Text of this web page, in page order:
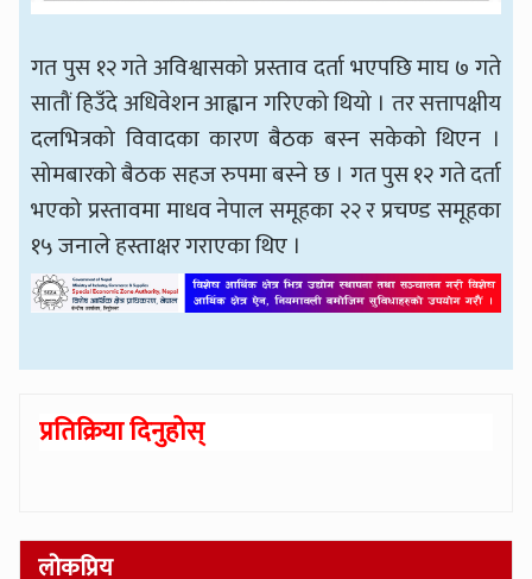
गत पुस १२ गते अविश्वासको प्रस्ताव दर्ता भएपछि माघ ७ गते
सातौं हिउँदे अधिवेशन आह्वान गरिएको थियो । तर सत्तापक्षीय
दलभित्रको विवादका कारण बैठक बस्न सकेको थिएन ।
सोमबारको बैठक सहज रुपमा बस्ने छ । गत पुस १२ गते दर्ता
भएको प्रस्तावमा माधव नेपाल समूहका २२ र प्रचण्ड समूहका
१५ जनाले हस्ताक्षर गराएका थिए ।
प्रतिक्रिया दिनुहोस्
लोकप्रिय